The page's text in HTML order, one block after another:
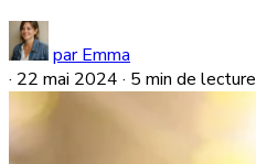
par Emma
· 22 mai 2024 · 5 min de lecture